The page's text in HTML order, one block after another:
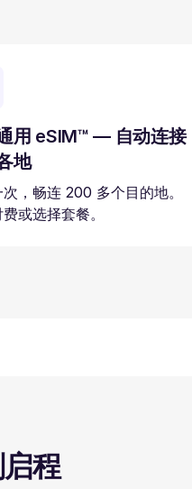
用 eSIM™ — 自动连接
地
，畅连 200 多个目的地。
或选择套餐。
程